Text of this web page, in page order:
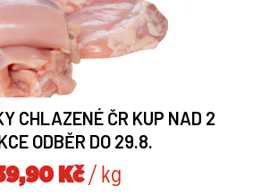
CHLAZENÉ ČR KUP NAD 2
ODBĚR DO 29.8.
Kč/ kg